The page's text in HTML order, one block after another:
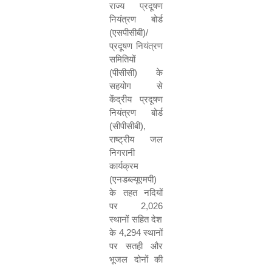
राज्य प्रदूषण
नियंत्रण बोर्ड
(एसपीसीबी)/
प्रदूषण नियंत्रण
समितियों
(पीसीसी) के
सहयोग से
केंद्रीय प्रदूषण
नियंत्रण बोर्ड
(सीपीसीबी),
राष्ट्रीय जल
निगरानी
कार्यक्रम
(एनडब्ल्यूएमपी)
के तहत नदियों
पर 2,026
स्थानों सहित देश
के 4,294स्थानों
पर सतही और
भूजल दोनों की